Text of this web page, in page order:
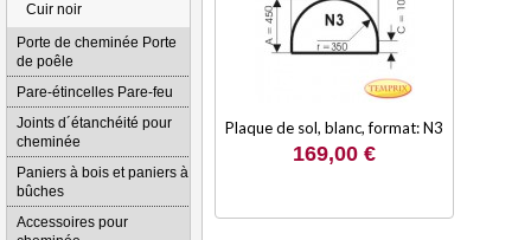
Plaque de sol, blanc, format: N3
169,00 €
Cuir noir
Porte de cheminée Porte
de poêle
Pare-étincelles Pare-feu
Joints d´étanchéité pour
cheminée
Paniers à bois et paniers à
bûches
Accessoires pour